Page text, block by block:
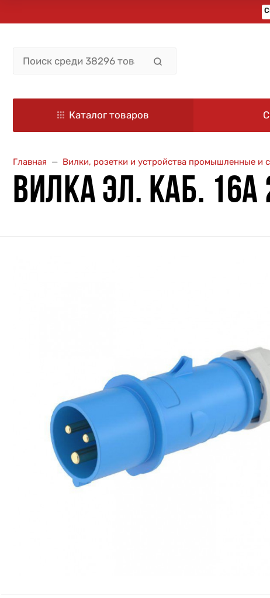
Каталог товаров
Главная Вилки, розетки и устройства промышленные и
ВИЛКА ЭЛ. КАБ. 16А